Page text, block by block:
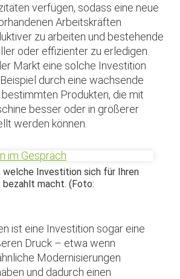
verfügen, sodass eine neue
Arbeitskräften
zu arbeiten und bestehende
oder effizienter zu erledigen.
Markt eine solche Investition
durch eine wachsende
Produkten, die mit
besser oder in größerer
werden können.
welche Investition sich für Ihren
macht. (Foto:
ist eine Investition sogar eine
Druck – etwa wenn
Modernisierungen
und dadurch einen